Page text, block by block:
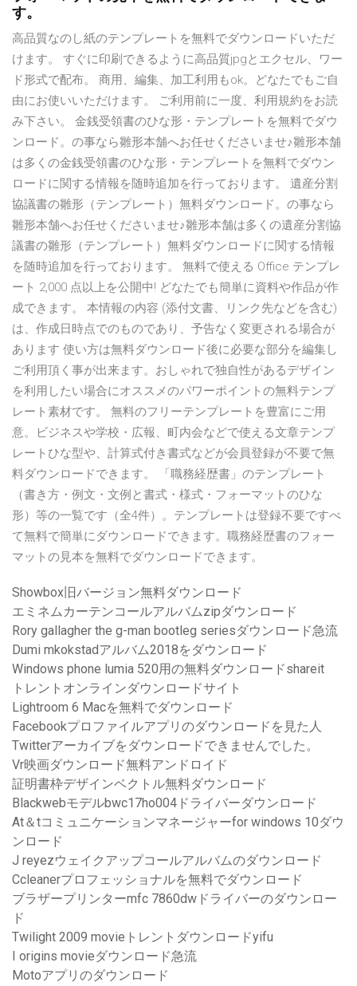
す。
高品質なのし紙のテンプレートを無料でダウンロードいただ
けます。 すぐに印刷できるように高品質jpgとエクセル、ワー
ド形式で配布。 商用、編集、加工利用もok。どなたでもご自
由にお使いいただけます。 ご利用前に一度、利用規約をお読
み下さい。 金銭受領書のひな形・テンプレートを無料でダウ
ンロード。の事なら雛形本舗へお任せくださいませ♪雛形本舗
は多くの金銭受領書のひな形・テンプレートを無料でダウン
ロードに関する情報を随時追加を行っております。 遺産分割
協議書の雛形（テンプレート）無料ダウンロード。の事なら
雛形本舗へお任せくださいませ♪雛形本舗は多くの遺産分割協
議書の雛形（テンプレート）無料ダウンロードに関する情報
を随時追加を行っております。 無料で使える Office テンプレ
ート 2,000 点以上を公開中! どなたでも簡単に資料や作品が作
成できます。 本情報の内容 (添付文書、リンク先などを含む)
は、作成日時点でのものであり、予告なく変更される場合が
あります 使い方は無料ダウンロード後に必要な部分を編集し
ご利用頂く事が出来ます。おしゃれで独自性があるデザイン
を利用したい場合にオススメのパワーポイントの無料テンプ
レート素材です。 無料のフリーテンプレートを豊富にご用
意。ビジネスや学校・広報、町内会などで使える文章テンプ
レートひな型や、計算式付き書式などが会員登録が不要で無
料ダウンロードできます。 「職務経歴書」のテンプレート
（書き方・例文・文例と書式・様式・フォーマットのひな
形）等の一覧です（全4件）。テンプレートは登録不要ですべ
て無料で簡単にダウンロードできます。職務経歴書のフォー
マットの見本を無料でダウンロードできます。
Showbox旧バージョン無料ダウンロード
エミネムカーテンコールアルバムzipダウンロード
Rory gallagher the g-man bootleg seriesダウンロード急流
Dumi mkokstadアルバム2018をダウンロード
Windows phone lumia 520用の無料ダウンロードshareit
トレントオンラインダウンロードサイト
Lightroom 6 Macを無料でダウンロード
Facebookプロファイルアプリのダウンロードを見た人
Twitterアーカイブをダウンロードできませんでした。
Vr映画ダウンロード無料アンドロイド
証明書枠デザインベクトル無料ダウンロード
Blackwebモデルbwc17ho004ドライバーダウンロード
At＆tコミュニケーションマネージャーfor windows 10ダウ
ンロード
J reyezウェイクアップコールアルバムのダウンロード
Ccleanerプロフェッショナルを無料でダウンロード
ブラザープリンターmfc 7860dwドライバーのダウンロー
ド
Twilight 2009 movieトレントダウンロードyifu
I origins movieダウンロード急流
Motoアプリのダウンロード